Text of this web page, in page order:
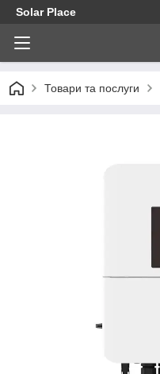
Solar Place
Товари та послуги